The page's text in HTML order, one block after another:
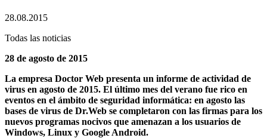
28.08.2015
Todas las noticias
28 de agosto de 2015
La empresa Doctor Web presenta un informe de actividad de
virus en agosto de 2015. El último mes del verano fue rico en
eventos en el ámbito de seguridad informática: en agosto las
bases de virus de Dr.Web se completaron con las firmas para los
nuevos programas nocivos que amenazan a los usuarios de
Windows, Linux y Google Android.